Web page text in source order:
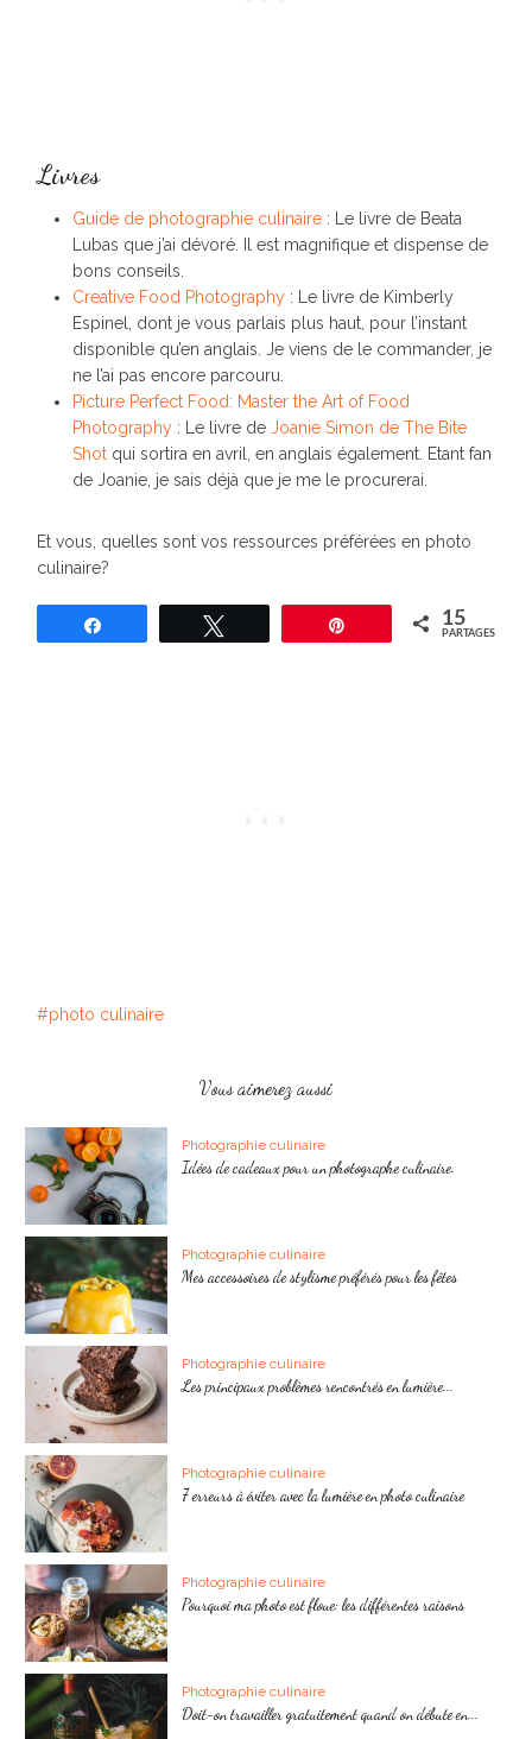
Livres
Guide de photographie culinaire : Le livre de Beata
Lubas que j’ai dévoré. Il est magnifique et dispense de
bons conseils.
Creative Food Photography : Le livre de Kimberly
Espinel, dont je vous parlais plus haut, pour l’instant
disponible qu’en anglais. Je viens de le commander, je
ne l’ai pas encore parcouru.
Picture Perfect Food: Master the Art of Food
Photography : Le livre de Joanie Simon de The Bite
Shot qui sortira en avril, en anglais également. Etant fan
de Joanie, je sais déjà que je me le procurerai.
Et vous, quelles sont vos ressources préférées en photo
culinaire?
Épingle 15
PARTAGES
photo culinaire
Vous aimerez aussi
Photographie culinaire
Idées de cadeaux pour un photographe culinaire.
Photographie culinaire
Mes accessoires de stylisme préférés pour les fêtes
Photographie culinaire
Les principaux problèmes rencontrés en lumière...
Photographie culinaire
7 erreurs à éviter avec la lumière en photo culinaire
Photographie culinaire
Pourquoi ma photo est floue: les différentes raisons
Photographie culinaire
Doit-on travailler gratuitement quand on débute en...